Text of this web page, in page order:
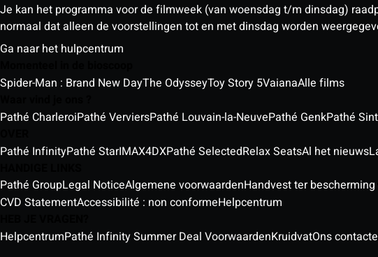
Je kan het programma voor de filmweek (van woensdag t/m dinsdag)
normaal dat alleen de voorstellingen tot en met dinsdag worden
Ga naar het hulpcentrum
Spider-Man : Brand New DayThe OdysseyToy Story 5VaianaAlle films
Pathé CharleroiPathé VerviersPathé Louvain-la-NeuvePathé GenkPathé
Pathé InfinityPathé StarIMAX4DXPathé SelectedRelax SeatsAl het nieuws
Pathé GroupLegal NoticeAlgemene voorwaardenHandvest ter
CVD StatementAccessibilité : non conformeHelpcentrum
HelpcentrumPathé Infinity Summer Deal VoorwaardenKruidvatOns